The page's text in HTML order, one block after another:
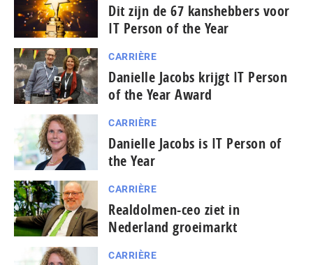
Dit zijn de 67 kanshebbers voor
IT Person of the Year
CARRIÈRE
Danielle Jacobs krijgt IT Person
of the Year Award
CARRIÈRE
Danielle Jacobs is IT Person of
the Year
CARRIÈRE
Realdolmen-ceo ziet in
Nederland groeimarkt
CARRIÈRE